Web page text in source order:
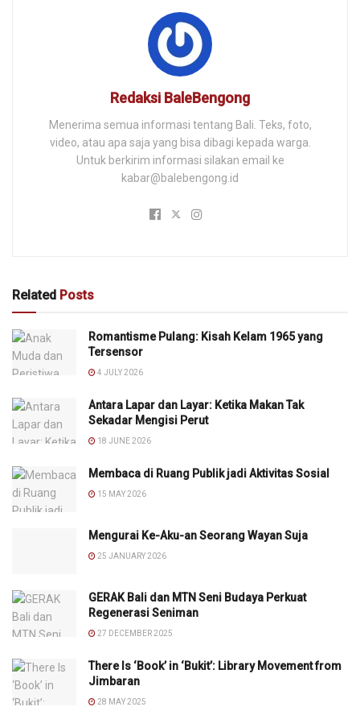
Redaksi BaleBengong
Menerima semua informasi tentang Bali. Teks, foto,
video, atau apa saja yang bisa dibagi kepada warga.
Untuk berkirim informasi silakan email ke
kabar@balebengong.id
Related Posts
Romantisme Pulang: Kisah Kelam 1965 yang
Tersensor
4 JULY 2026
Antara Lapar dan Layar: Ketika Makan Tak
Sekadar Mengisi Perut
18 JUNE 2026
Membaca di Ruang Publik jadi Aktivitas Sosial
15 MAY 2026
Mengurai Ke-Aku-an Seorang Wayan Suja
25 JANUARY 2026
GERAK Bali dan MTN Seni Budaya Perkuat
Regenerasi Seniman
27 DECEMBER 2025
There Is ‘Book’ in ‘Bukit’: Library Movement from
Jimbaran
28 MAY 2025